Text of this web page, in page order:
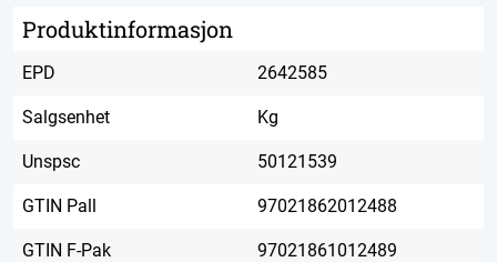
Produktinformasjon
EPD 2642585
Salgsenhet Kg
Unspsc 50121539
GTIN Pall 97021862012488
GTIN F-Pak 97021861012489